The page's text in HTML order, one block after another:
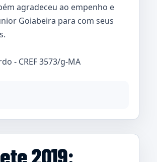
agradeceu ao empenho e
Goiabeira para com seus
- CREF 3573/g-MA
2019: